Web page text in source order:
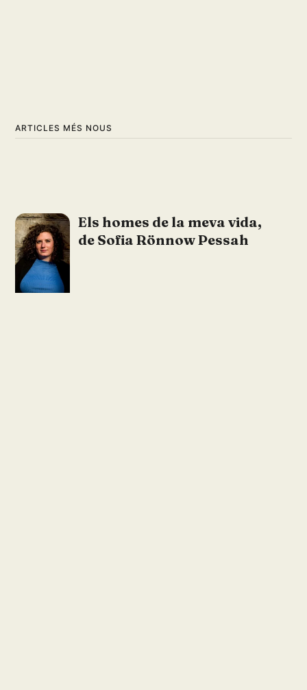
ARTICLES MÉS NOUS
Els homes de la meva vida,
de Sofia Rönnow Pessah